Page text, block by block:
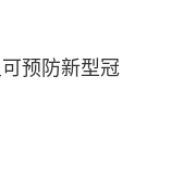
预防新型冠